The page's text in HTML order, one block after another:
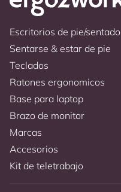
Escritorios de pie/sentado
Sentarse & estar de pie
Teclados
Ratones ergonomicos
Base para laptop
Brazo de monitor
Marcas
Accesorios
Kit de teletrabajo